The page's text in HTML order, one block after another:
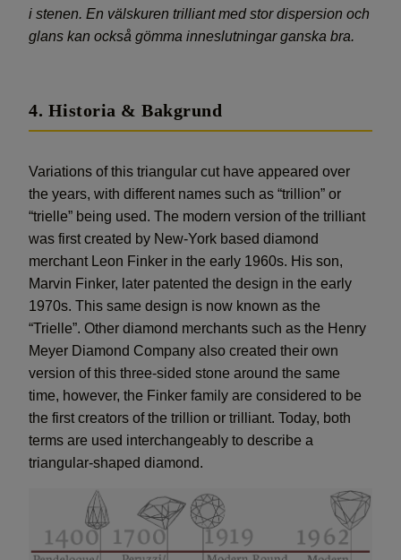
i stenen. En välskuren trilliant med stor dispersion och
glans kan också gömma inneslutningar ganska bra.
4. Historia & Bakgrund
Variations of this triangular cut have appeared over
the years, with different names such as “trillion” or
“trielle” being used. The modern version of the trilliant
was first created by New-York based diamond
merchant Leon Finker in the early 1960s. His son,
Marvin Finker, later patented the design in the early
1970s. This same design is now known as the
“Trielle”. Other diamond merchants such as the Henry
Meyer Diamond Company also created their own
version of this three-sided stone around the same
time, however, the Finker family are considered to be
the first creators of the trillion or trilliant. Today, both
terms are used interchangeably to describe a
triangular-shaped diamond.